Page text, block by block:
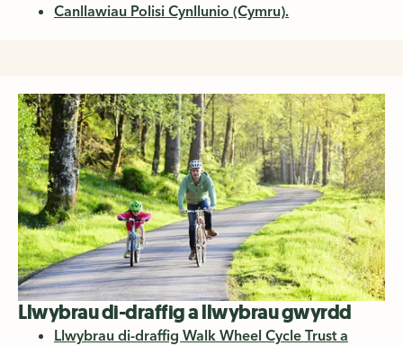
Canllawiau Polisi Cynllunio (Cymru).
Llwybrau di-draffig a llwybrau gwyrdd
Llwybrau di-draffig Walk Wheel Cycle Trust a